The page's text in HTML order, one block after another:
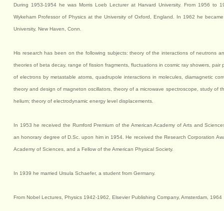
During 1953-1954 he was Morris Loeb Lecturer at Harvard University. From 1956 to
Wykeham Professor of Physics at the University of Oxford, England. In 1962 he
University, New Haven, Conn.
His research has been on the following subjects: theory of the interactions of neutrons
theories of beta decay, range of fission fragments, fluctuations in cosmic ray showers, pair
of electrons by metastable atoms, quadrupole interactions in molecules, diamagnetic
theory and design of magneton oscillators, theory of a microwave spectroscope, study of
helium; theory of electrodynamic energy level displacements.
In 1953 he received the Rumford Premium of the American Academy of Arts and
an honorary degree of D.Sc. upon him in 1954. He received the Research Corporation
Academy of Sciences, and a Fellow of the American Physical Society.
In 1939 he married Ursula Schaefer, a student from Germany.
From Nobel Lectures, Physics 1942-1962, Elsevier Publishing Company, Amsterdam, 1964